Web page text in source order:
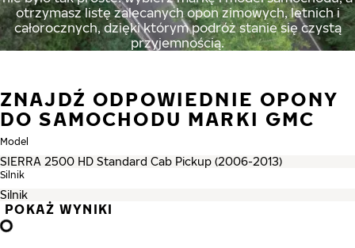
otrzymasz listę zalecanych opon zimowych, letnich i
całorocznych, dzięki którym podróż stanie się czystą
przyjemnością.
ZNAJDŹ ODPOWIEDNIE OPONY
DO SAMOCHODU MARKI GMC
Model
Silnik
POKAŻ WYNIKI